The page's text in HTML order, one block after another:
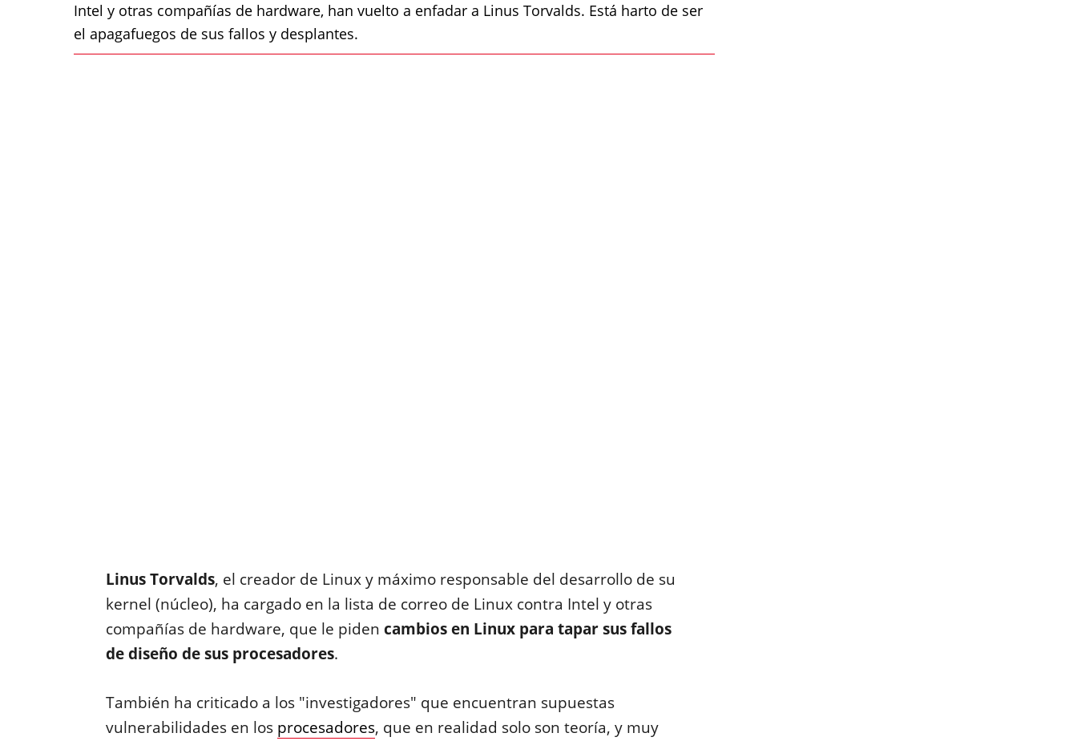
Intel y otras compañías de hardware, han vuelto a enfadar a Linus Torvalds. Está harto de ser
el apagafuegos de sus fallos y desplantes.
Linus Torvalds, el creador de Linux y máximo responsable del desarrollo de su
kernel (núcleo), ha cargado en la lista de correo de Linux contra Intel y otras
compañías de hardware, que le piden cambios en Linux para tapar sus fallos
de diseño de sus procesadores.
También ha criticado a los "investigadores" que encuentran supuestas
vulnerabilidades en los procesadores, que en realidad solo son teoría, y muy